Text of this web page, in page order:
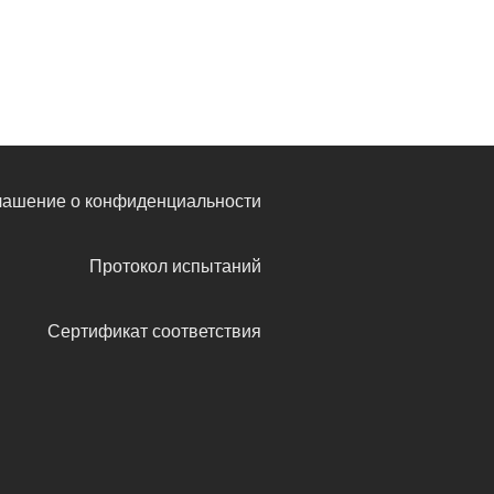
о конфиденциальности
Протокол испытаний
Сертификат соответствия